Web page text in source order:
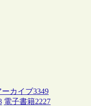
ーカイブ3349
電子書籍2227